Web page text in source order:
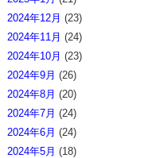
2024年12月 (23)
2024年11月 (24)
2024年10月 (23)
2024年9月 (26)
2024年8月 (20)
2024年7月 (24)
2024年6月 (24)
2024年5月 (18)